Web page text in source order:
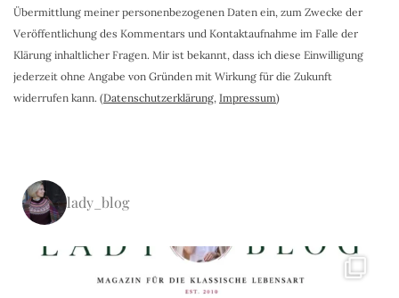
Übermittlung meiner personenbezogenen Daten ein, zum Zwecke der
Veröffentlichung des Kommentars und Kontaktaufnahme im Falle der
Klärung inhaltlicher Fragen. Mir ist bekannt, dass ich diese Einwilligung
jederzeit ohne Angabe von Gründen mit Wirkung für die Zukunft
widerrufen kann. (Datenschutzerklärung, Impressum)
lady_blog